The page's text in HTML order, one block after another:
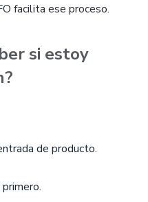
facilita ese proceso.
si estoy
de producto.